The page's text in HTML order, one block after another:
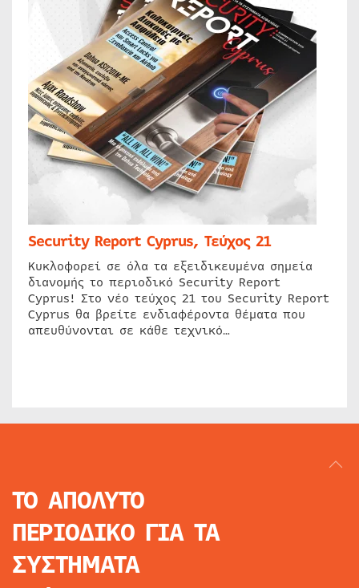
Security Report Cyprus, Τεύχος 21
Κυκλοφορεί σε όλα τα εξειδικευμένα σημεία
διανομής το περιοδικό Security Report
Cyprus! Στο νέο τεύχος 21 του Security Report
Cyprus θα βρείτε ενδιαφέροντα θέματα που
απευθύνονται σε κάθε τεχνικό…
ΤΟ ΑΠΟΛΥΤΟ
ΠΕΡΙΟΔΙΚΟ ΓΙΑ ΤΑ
ΣΥΣΤΗΜΑΤΑ